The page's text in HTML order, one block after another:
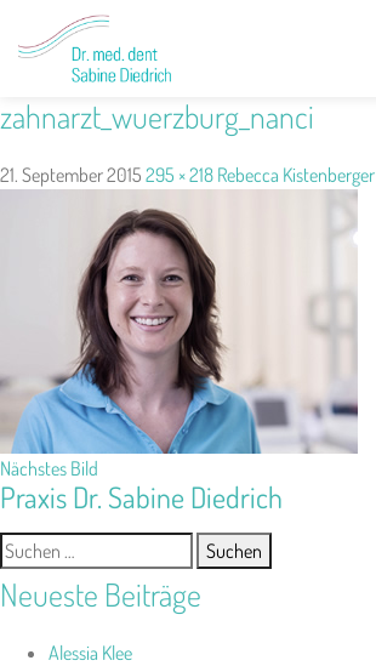
zahnarzt_wuerzburg_nanci
21. September 2015 295 × 218 Rebecca Kistenberger
Nächstes Bild
Praxis Dr. Sabine Diedrich
Suchen
nach:
Neueste Beiträge
Alessia Klee